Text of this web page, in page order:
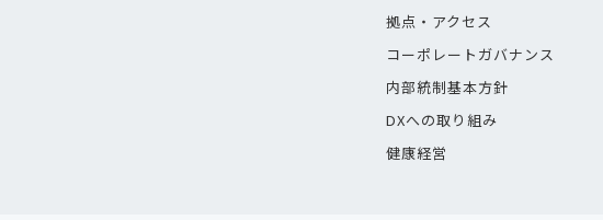
拠点・アクセス
コーポレートガバナンス
内部統制基本方針
DXへの取り組み
健康経営